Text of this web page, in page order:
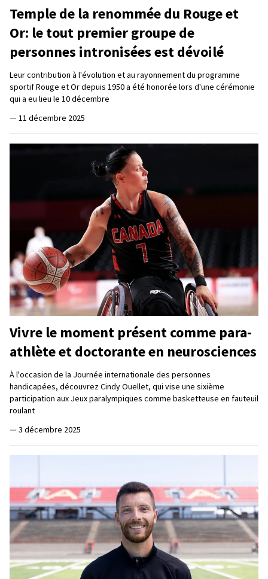
Temple de la renommée du Rouge et
Or: le tout premier groupe de
personnes intronisées est dévoilé
Leur contribution à l'évolution et au rayonnement du programme
sportif Rouge et Or depuis 1950 a été honorée lors d'une cérémonie
qui a eu lieu le 10 décembre
— 11 décembre 2025
Vivre le moment présent comme para-
athlète et doctorante en neurosciences
À l'occasion de la Journée internationale des personnes
handicapées, découvrez Cindy Ouellet, qui vise une sixième
participation aux Jeux paralympiques comme basketteuse en fauteuil
roulant
— 3 décembre 2025